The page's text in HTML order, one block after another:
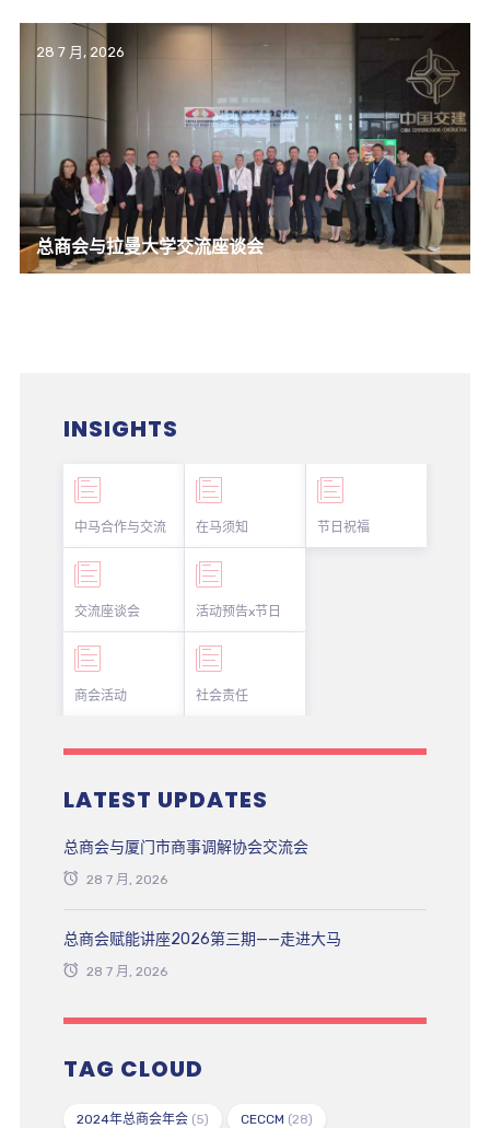
28 7 月, 2026
总商会与拉曼大学交流座谈会
INSIGHTS
中马合作与交流
交流座谈会
商会活动
在马须知
活动预告x节日
社会责任
节日祝福
LATEST UPDATES
总商会与厦门市商事调解协会交流会
28 7 月, 2026
总商会赋能讲座2026第三期——走进大马
28 7 月, 2026
TAG CLOUD
2024年总商会年会(5) CECCM (28)